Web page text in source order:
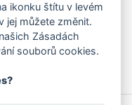
sportovní akce?
ikonku štítu v levém
jej můžete změnit.
Zásadách
souborů cookies.